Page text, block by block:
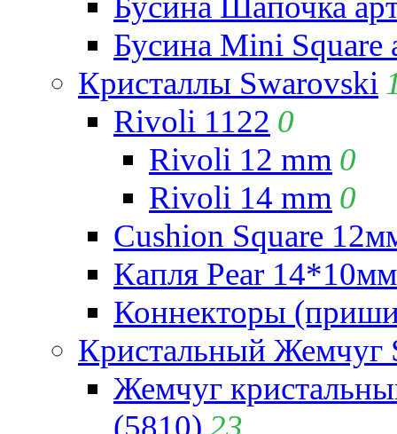
Бусина Mini Square
Кристаллы Swarovski
Rivoli 1122 0
Rivoli 12 mm 0
Rivoli 14 mm 0
Cushion Square
Капля Pear
Коннекторы
Кристальный Жемчуг
Жемчуг
(5810) 23